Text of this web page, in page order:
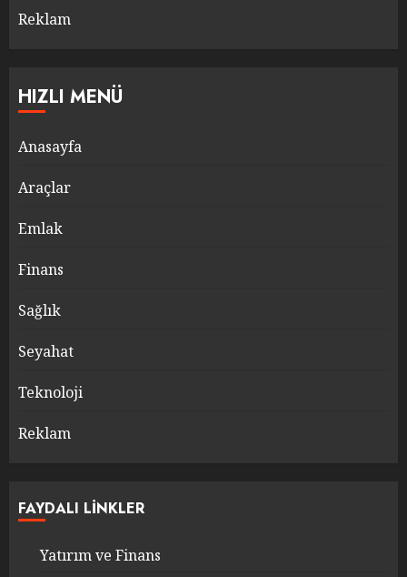
Reklam
HIZLI MENÜ
Anasayfa
Araçlar
Emlak
Finans
Sağlık
Seyahat
Teknoloji
Reklam
FAYDALI LINKLER
Yatırım ve Finans